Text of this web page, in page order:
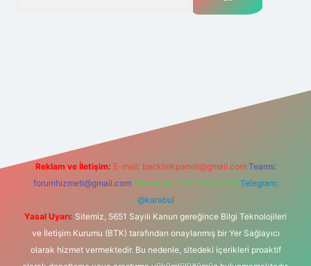
Reklam ve İletişim: E-mail: backlinkpaneli@gmail.com Teams:
forumhizmeti@gmail.com Whatsapp: 0262 606 0 726 Telegram:
@karabul
Yasal Uyarı: Sitemiz, 5651 Sayılı Kanun gereğince Bilgi Teknolojileri
ve İletişim Kurumu (BTK) tarafından onaylanmış bir Yer Sağlayıcı
olarak hizmet vermektedir. Bu nedenle, sitedeki içerikleri proaktif